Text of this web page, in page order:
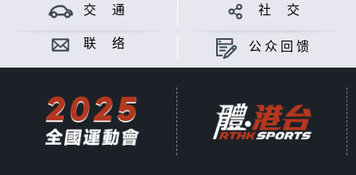
交 通 社 交
联 络 公众回馈